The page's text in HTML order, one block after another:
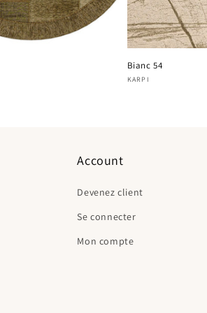
Bianc 54
Fournisseur :
KARPI
Account
Devenez client
Se connecter
Mon compte